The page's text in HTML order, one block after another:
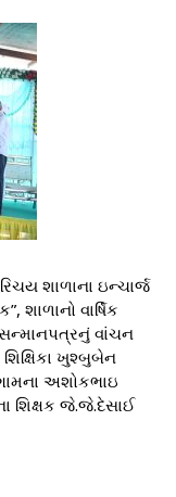
શાળાના ઇન્ચાર્જ
વાર્ષિક
વાંચન
ખુશ્બુબેન
અશોકભાઇ
શિક્ષક જે.જે.દેસાઈ